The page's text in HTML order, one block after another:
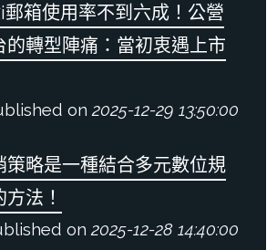
郵箱使用率不到六成！公營
的轉型陣痛：當初衷遇上市
on 2025-12-29 13:50:00
策略是一種結合多元數位規
法！
on2025-12-28 14:40:00